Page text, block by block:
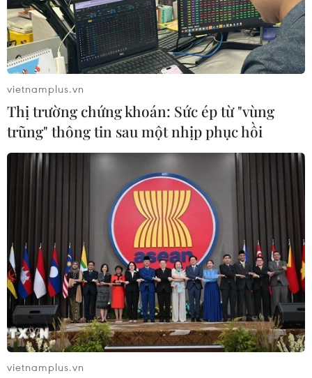
(TTXVN/Vietnam+)
#OpenAI #Sa thải #ChatGPT
Theo dõi VietnamPlus
vietnamplus.vn
Thị trường chứng khoán: Sức ép từ "vùng
trũng" thông tin sau một nhịp phục hồi
vietnamplus.vn